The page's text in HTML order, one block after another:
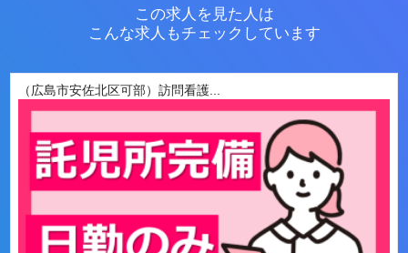
この求人を見た人は
こんな求人もチェックしています
（広島市安佐北区可部）訪問看護...